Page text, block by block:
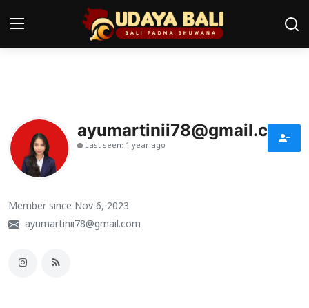
Pura
Desa Adat
Tradisi
Kearifan lokal
Seni
ayumartinii78@gmail.com
Last seen: 1 year ago
Member since Nov 6, 2023
ayumartinii78@gmail.com